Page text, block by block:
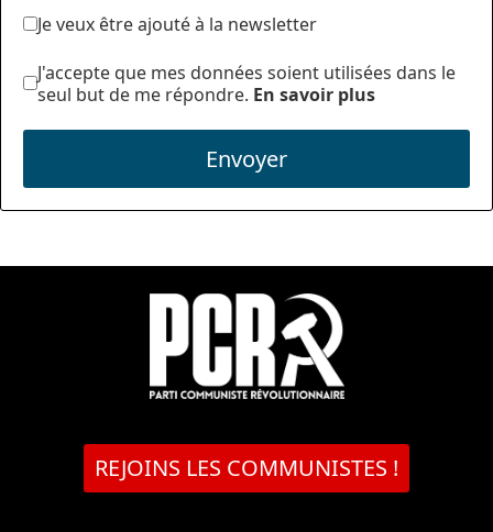
Je veux être ajouté à la newsletter
J'accepte que mes données soient utilisées dans le
seul but de me répondre. En savoir plus
Envoyer
REJOINS LES COMMUNISTES !